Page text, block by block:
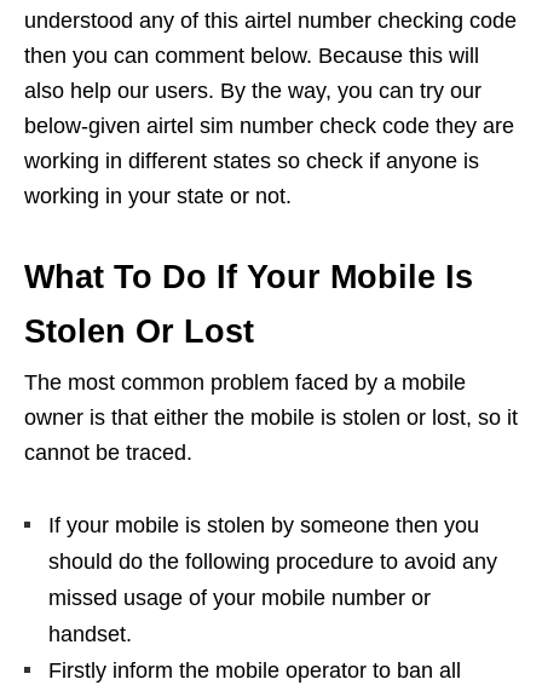
understood any of this airtel number checking code
then you can comment below. Because this will
also help our users. By the way, you can try our
below-given airtel sim number check code they are
working in different states so check if anyone is
working in your state or not.
What To Do If Your Mobile Is
Stolen Or Lost
The most common problem faced by a mobile
owner is that either the mobile is stolen or lost, so it
cannot be traced.
If your mobile is stolen by someone then you
should do the following procedure to avoid any
missed usage of your mobile number or
handset.
Firstly inform the mobile operator to ban all